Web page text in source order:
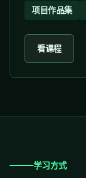
项目作品集
看课程
学习方式